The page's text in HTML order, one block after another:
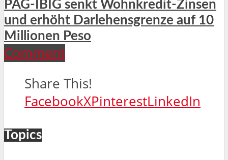
PAG-IBIG senkt Wohnkredit-Zinsen
und erhöht Darlehensgrenze auf 10
Millionen Peso
Comment
Share This!
FacebookXPinterestLinkedIn
Topics